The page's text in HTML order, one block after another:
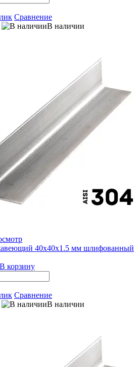
Сравнение
В наличии
40х40х1.5 мм шлифованный
В корзину
Сравнение
В наличии